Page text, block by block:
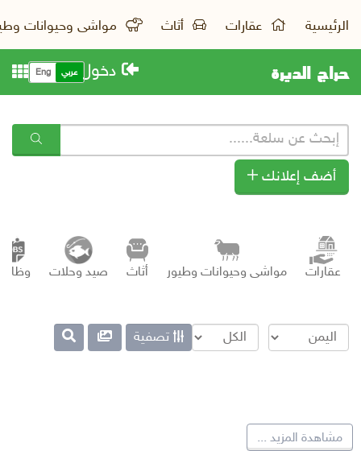
الرئيسية عقارات أثاث مواشى وحيوانات
حراج الديرة دخول عربي Eng
أضف إعلانك
عقارات مواشى وحيوانات وطيور أثاث صيد وحلات
تصفية
مشاهدة المزيد ...